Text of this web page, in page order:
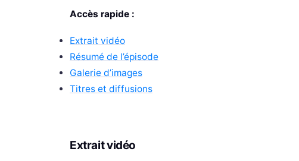
Accès rapide :
Extrait vidéo
Résumé de l’épisode
Galerie d’images
Titres et diffusions
Extrait vidéo